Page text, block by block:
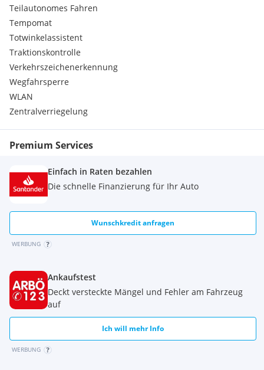
Totwinkelassistent
Kollisionswarner
Spurwechselassistent
Teilautonomes Fahren
Traktionskontrolle
Beifahrer-Airbag Deaktivierung
Beifahrerairbags
Fahrerairbag
Kopfairbags
Notrufsystem
Pannenkit
Zentralverriegelung
Multifunktionslenkrad
Elektr. Heckklappe
Parkassistent selbstlenkend
Teilautonomes Fahren
Tempomat
Totwinkelassistent
Traktionskontrolle
Verkehrszeichenerkennung
Wegfahrsperre
WLAN
Zentralverriegelung
Premium Services
Einfach in Raten bezahlen
Die schnelle Finanzierung für Ihr Auto
Wunschkredit anfragen
WERBUNG
Ankaufstest
Deckt versteckte Mängel und Fehler am Fahrzeug
auf
Ich will mehr Info
WERBUNG